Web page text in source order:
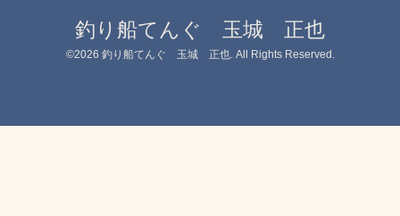
釣り船てんぐ 玉城 正也
©2026 釣り船てんぐ 玉城 正也. All Rights Reserved.